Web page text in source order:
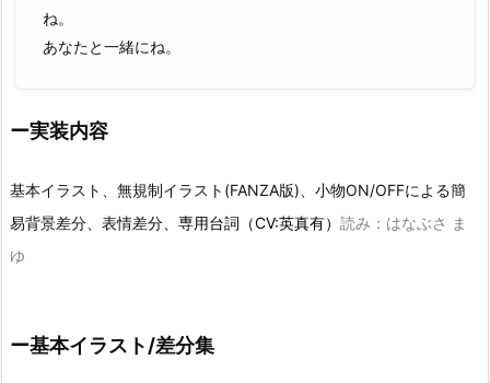
ね。
あなたと一緒にね。
ー実装内容
基本イラスト、無規制イラスト(FANZA版)、小物ON/OFFによる簡
易背景差分、表情差分 、専用台詞（CV:英真有） 読み：はなぶさ ま
ゆ
ー基本イラスト/差分集